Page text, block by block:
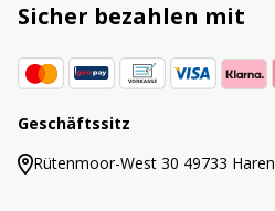
Sicher bezahlen mit
Geschäftssitz
Rütenmoor-West 30 49733 Haren